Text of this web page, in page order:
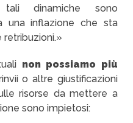
dinamiche sono
una inflazione che sta
non possiamo più
o altre giustificazioni
risorse da mettere a
sono impietosi: